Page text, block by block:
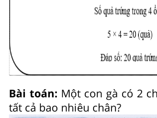
Bài toán: Một con gà có 2
tất cả bao nhiêu chân?